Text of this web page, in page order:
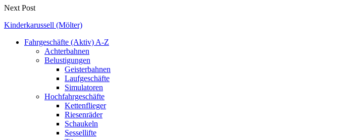
Next Post
Kinderkarussell (Mölter)
Fahrgeschäfte (Aktiv) A-Z
Achterbahnen
Belustigungen
Geisterbahnen
Laufgeschäfte
Simulatoren
Hochfahrgeschäfte
Kettenflieger
Riesenräder
Schaukeln
Sessellifte